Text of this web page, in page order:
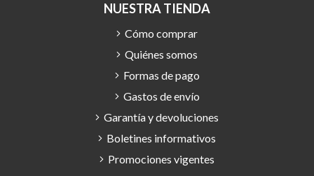
NUESTRA TIENDA
Cómo comprar
Quiénes somos
Formas de pago
Gastos de envío
Garantía y devoluciones
Boletines informativos
Promociones vigentes